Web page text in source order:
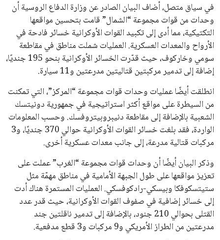
في سياق متصل، أضاف البيان الصادر عن وزارة الدفاع الروسية أن
وحدات من قوات مجموعة “الشمال” قامت بتحسين مواقعها
التكتيكية، مما أدى إلى تكبيد القوات الأوكرانية خسائر فادحة في
الأرواح والمعدات العسكرية. العمليات شملت مناطق في مقاطعة
سومي وخاركوف، حيث قدّرت الخسائر الأوكرانية بنحو 195 جنديًا،
إضافة إلى تدمير مركبتين قتاليتين مدرعتين و11 سيارة.
انطلقت أيضًا عمليات وحدات قوات مجموعة “المركز”، التي تمكنت
من السيطرة على مواقع أكثر استراتيجية في جمهورية دونيتسك
الشعبية بالإضافة إلى مقاطعة دنيبروبيتروفسك. وحسب المعلومات
الواردة، فقد بلغت خسائر القوات الأوكرانية حوالي 370 جنديًا، و3
مركبات قتالية مدرعة، إلى جانب معدات عسكرية أخرى.
وذكر البيان أيضًا أن وحدات قوات مجموعة “الغرب” عملت على
تعزيز مواقعها على طول الجبهة الأمامية في مناطق مهمّة مثل
ستيتسكوفكا وبيسكي-رادكوفسكي. العمليات المستمرة هناك أدت
إلى خسائر إضافية في صفوف القوات الأوكرانية، حيث قدر عدد
القتلى بحوالي 210 جنود، بالإضافة إلى تدمير ناقلتين جند
مدرعتين من الطراز الأمريكي و9 مركبات و3 قطع مدفعية.